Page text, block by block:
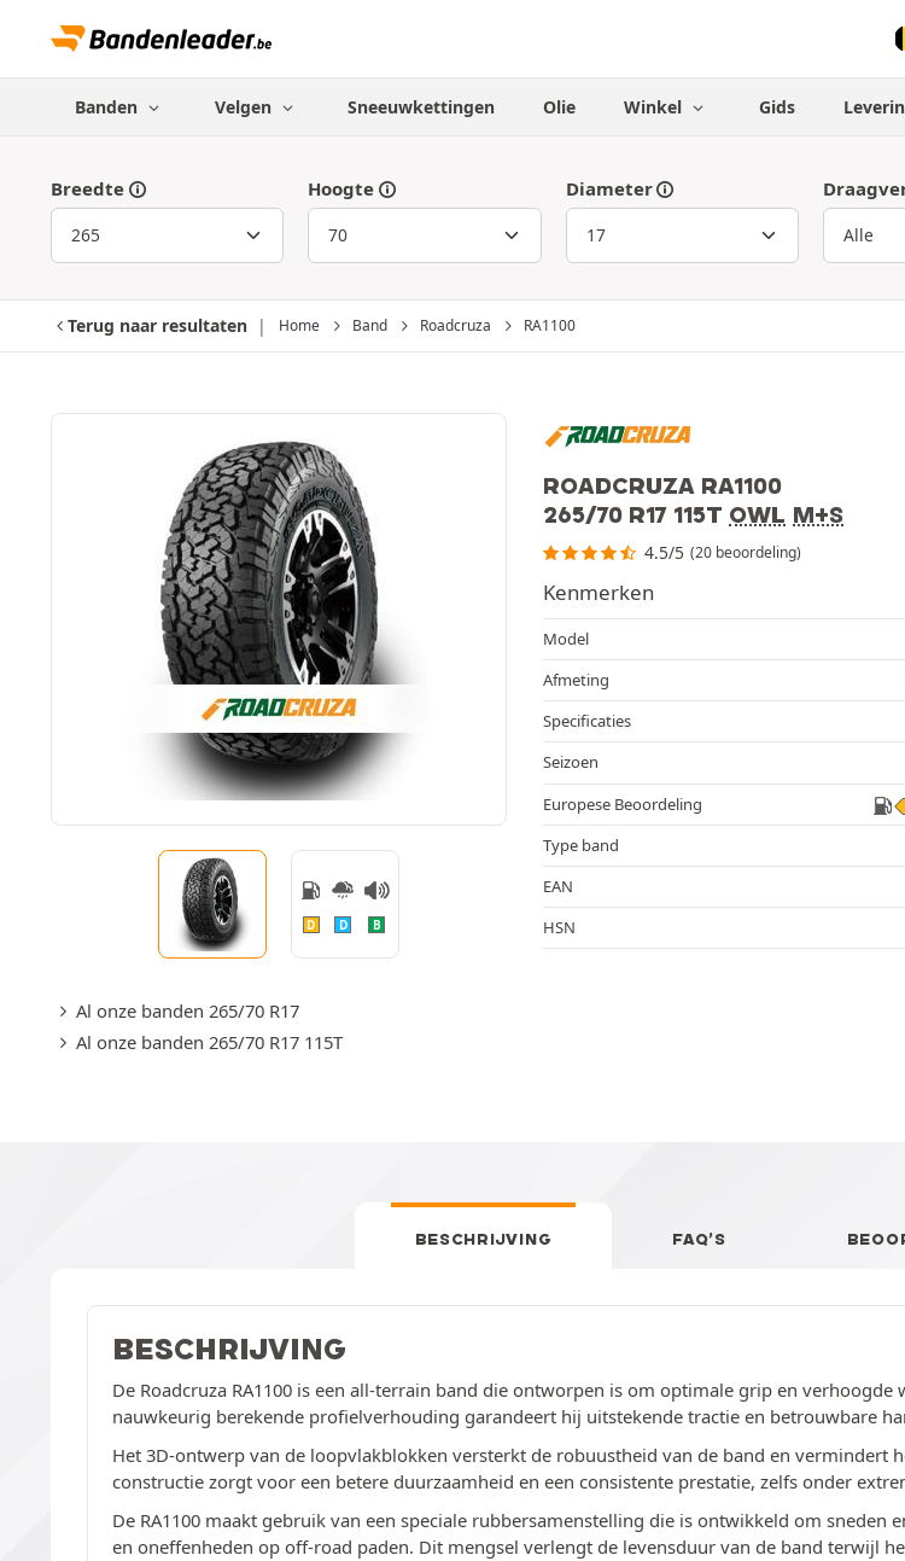
Banden Velgen Sneeuwkettingen Olie Winkel Gids
Breedte Hoogte Diameter
Terug naar resultaten Home Band Roadcruza RA1100
ROADCRUZA RA1100
265/70 R17 115T OWL M+S
4.5/5 (20 beoordeling)
D D B
Al onze banden 265/70 R17
Al onze banden 265/70 R17 115T
Kenmerken
Model
Afmeting
Specificaties
Seizoen
Europese Beoordeling
Type band
EAN
HSN
BESCHRIJVING FAQ’S
BESCHRIJVING
De Roadcruza RA1100 is een all-terrain band die ontworpen is om optimale grip en
nauwkeurig berekende profielverhouding garandeert hij uitstekende tractie en betrouwbare
Het 3D-ontwerp van de loopvlakblokken versterkt de robuustheid van de band en
constructie zorgt voor een betere duurzaamheid en een consistente prestatie, zelfs onder
De RA1100 maakt gebruik van een speciale rubbersamenstelling die is ontwikkeld om
en oneffenheden op off-road paden. Dit mengsel verlengt de levensduur van de band terwijl